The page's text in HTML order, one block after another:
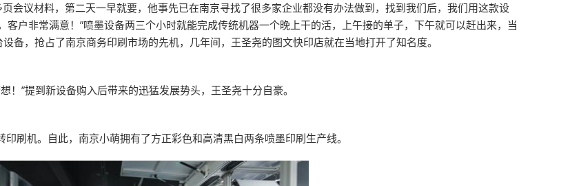
会议材料，第二天一早就要，他事先已在南京寻找了很多家企业都没有办法做到，找到我们后，我们用这款设
户非常满意！”喷墨设备两三个小时就能完成传统机器一个晚上干的活，上午接的单子，下午就可以赶出来，当
，抢占了南京商务印刷市场的先机，几年间，王圣尧的图文快印店就在当地打开了知名度。
”提到新设备购入后带来的迅猛发展势头，王圣尧十分自豪。
刷机。自此，南京小萌拥有了方正彩色和高清黑白两条喷墨印刷生产线。